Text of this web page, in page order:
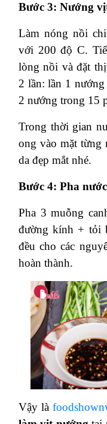
Bước 3: Nướng
Làm nóng nồi
với 200 độ C.
lòng nồi và đặt
2 lần: lần 1
2 nướng trong 15
Trong thời gian
ong vào mặt từng
da đẹp mắt nhé.
Bước 4: Pha
Pha 3 muỗng
đường kính + tỏi
đều cho các
hoàn thành.
Vậy là